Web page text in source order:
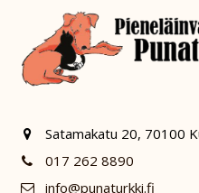
Satamakatu 20, 70100
017 262 8890
info@punaturkki.fi